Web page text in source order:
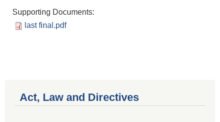
Supporting Documents:
last final.pdf
Act, Law and Directives